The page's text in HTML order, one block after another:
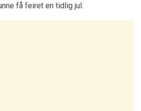
få feiret en tidlig jul.